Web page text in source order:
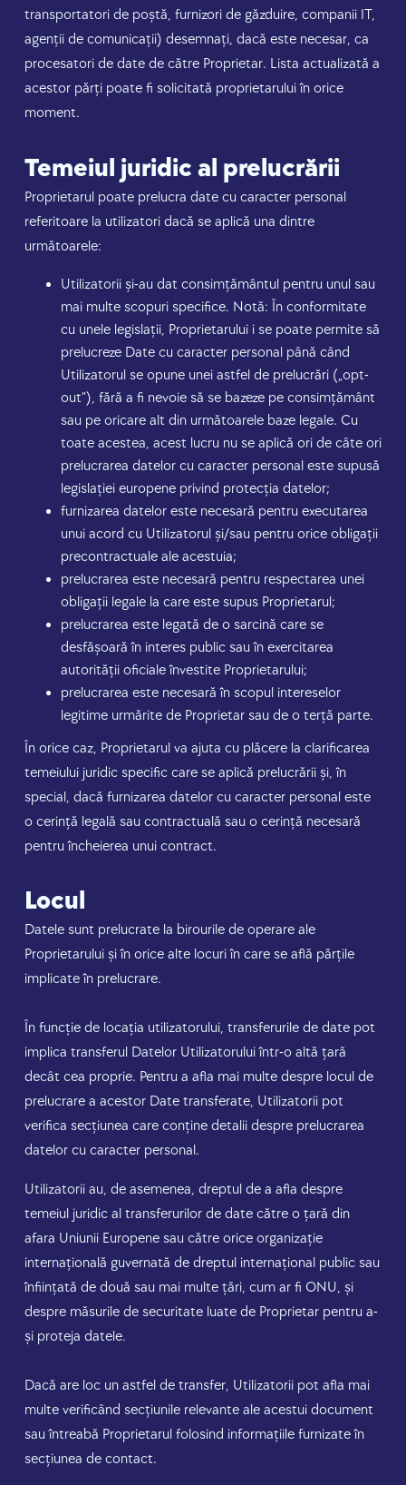
transportatori de poștă, furnizori de găzduire, companii IT,
agenții de comunicații) desemnați, dacă este necesar, ca
procesatori de date de către Proprietar. Lista actualizată a
acestor părți poate fi solicitată proprietarului în orice
moment.
Temeiul juridic al prelucrării
Proprietarul poate prelucra date cu caracter personal
referitoare la utilizatori dacă se aplică una dintre
următoarele:
Utilizatorii și-au dat consimțământul pentru unul sau
mai multe scopuri specifice. Notă: În conformitate
cu unele legislații, Proprietarului i se poate permite să
prelucreze Date cu caracter personal până când
Utilizatorul se opune unei astfel de prelucrări („opt-
out”), fără a fi nevoie să se bazeze pe consimțământ
sau pe oricare alt din următoarele baze legale. Cu
toate acestea, acest lucru nu se aplică ori de câte ori
prelucrarea datelor cu caracter personal este supusă
legislației europene privind protecția datelor;
furnizarea datelor este necesară pentru executarea
unui acord cu Utilizatorul și/sau pentru orice obligații
precontractuale ale acestuia;
prelucrarea este necesară pentru respectarea unei
obligații legale la care este supus Proprietarul;
prelucrarea este legată de o sarcină care se
desfășoară în interes public sau în exercitarea
autorității oficiale învestite Proprietarului;
prelucrarea este necesară în scopul intereselor
legitime urmărite de Proprietar sau de o terță parte.
În orice caz, Proprietarul va ajuta cu plăcere la clarificarea
temeiului juridic specific care se aplică prelucrării și, în
special, dacă furnizarea datelor cu caracter personal este
o cerință legală sau contractuală sau o cerință necesară
pentru încheierea unui contract.
Locul
Datele sunt prelucrate la birourile de operare ale
Proprietarului și în orice alte locuri în care se află părțile
implicate în prelucrare.
În funcție de locația utilizatorului, transferurile de date pot
implica transferul Datelor Utilizatorului într-o altă țară
decât cea proprie. Pentru a afla mai multe despre locul de
prelucrare a acestor Date transferate, Utilizatorii pot
verifica secțiunea care conține detalii despre prelucrarea
datelor cu caracter personal.
Utilizatorii au, de asemenea, dreptul de a afla despre
temeiul juridic al transferurilor de date către o țară din
afara Uniunii Europene sau către orice organizație
internațională guvernată de dreptul internațional public sau
înființată de două sau mai multe țări, cum ar fi ONU, și
despre măsurile de securitate luate de Proprietar pentru a-
și proteja datele.
Dacă are loc un astfel de transfer, Utilizatorii pot afla mai
multe verificând secțiunile relevante ale acestui document
sau întreabă Proprietarul folosind informațiile furnizate în
secțiunea de contact.